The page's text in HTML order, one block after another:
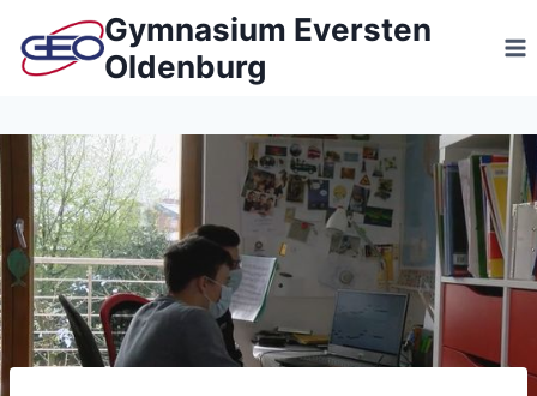
Inhalt
springen
Gymnasium Eversten
Oldenburg